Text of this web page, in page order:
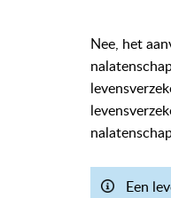
Nee, het
Een